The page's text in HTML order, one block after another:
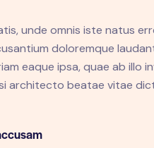
unde omnis iste natus
doloremque
eaque ipsa, quae ab illo
architecto beatae vitae